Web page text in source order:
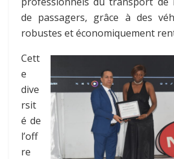
de passagers, grâce à des
robustes et économiquement
Cett
e
dive
rsit
é de
l’off
re